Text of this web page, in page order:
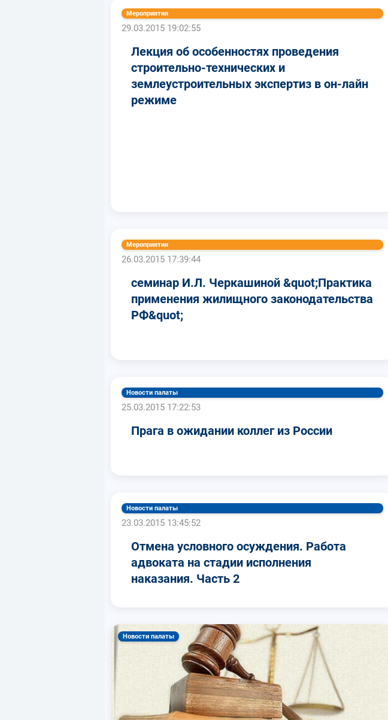
Мероприятия
29.03.2015 19:02:55
Лекция об особенностях проведения
строительно-технических и
землеустроительных экспертиз в он-лайн
режиме
Мероприятия
26.03.2015 17:39:44
семинар И.Л. Черкашиной &quot;Практика
применения жилищного законодательства
РФ&quot;
Новости палаты
25.03.2015 17:22:53
Прага в ожидании коллег из России
Новости палаты
23.03.2015 13:45:52
Отмена условного осуждения. Работа
адвоката на стадии исполнения
наказания. Часть 2
Новости палаты